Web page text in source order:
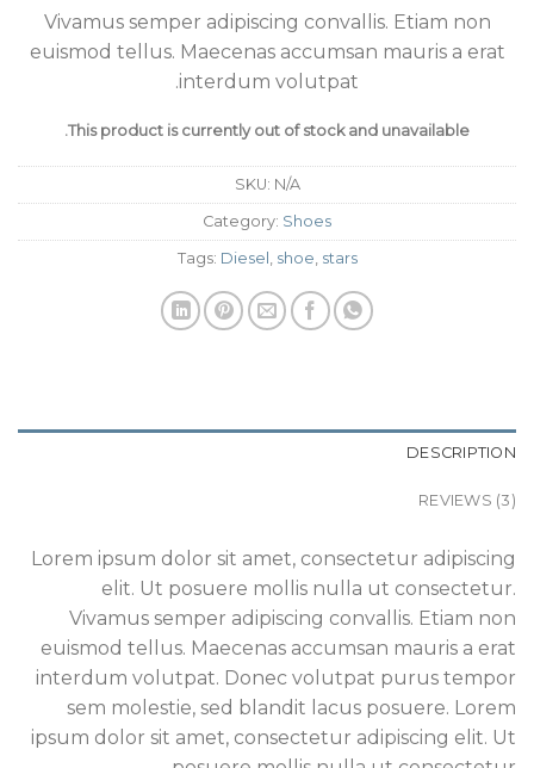
Rated
4.33 out
of 5
based on
customer
Vivamus semper adipiscing convallis. Etiam non
euismod tellus. Maecenas accumsan mauris a erat
interdum volutpat.
This product is currently out of stock and unavailable.
SKU: N/A
Category: Shoes
Tags: Diesel shoe stars
DESCRIPTION
REVIEWS (3)
Lorem ipsum dolor sit amet, consectetur adipiscing
elit. Ut posuere mollis nulla ut consectetur.
Vivamus semper adipiscing convallis. Etiam non
euismod tellus. Maecenas accumsan mauris a erat
interdum volutpat. Donec volutpat purus tempor
sem molestie, sed blandit lacus posuere. Lorem
ipsum dolor sit amet, consectetur adipiscing elit. Ut